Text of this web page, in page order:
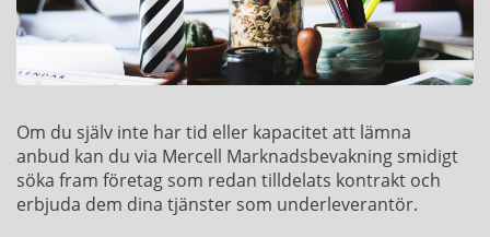
Om du själv inte har tid eller kapacitet att lämna
anbud kan du via Mercell Marknadsbevakning smidigt
söka fram företag som redan tilldelats kontrakt och
erbjuda dem dina tjänster som underleverantör.